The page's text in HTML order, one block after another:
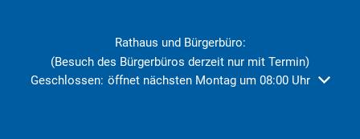
Rathaus und Bürgerbüro:
(Besuch des Bürgerbüros derzeit nur mit Termin)
Klicken, um weitere Öffnungs- oder Schließzeiten
Geschlossen: öffnet nächsten Montag um 08:00 Uhr